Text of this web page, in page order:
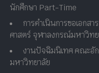
นักศึกษา Part-Time
การดำเนินการขอเอก
ศาสตร์ จุฬาลงกรณ์มหาวิท
งานปัจฉิมนิเทศ คณะอั
มหาวิทยาลัย